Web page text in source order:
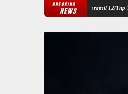
BREAKING
NEWS
Wilayah, Babinsa Koramil 12/Tnp Turun